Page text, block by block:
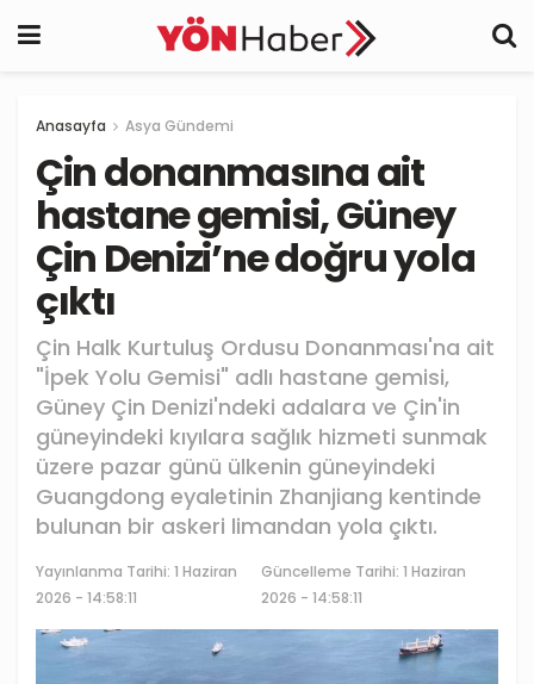
Anasayfa Asya Gündemi
Çin donanmasına ait
hastane gemisi, Güney
Çin Denizi’ne doğru yola
çıktı
Çin Halk Kurtuluş Ordusu Donanması'na ait
"İpek Yolu Gemisi" adlı hastane gemisi,
Güney Çin Denizi'ndeki adalara ve Çin'in
güneyindeki kıyılara sağlık hizmeti sunmak
üzere pazar günü ülkenin güneyindeki
Guangdong eyaletinin Zhanjiang kentinde
bulunan bir askeri limandan yola çıktı.
Yayınlanma Tarihi: 1 Haziran
2026 - 14:58:11
Güncelleme Tarihi: 1 Haziran
2026 - 14:58:11